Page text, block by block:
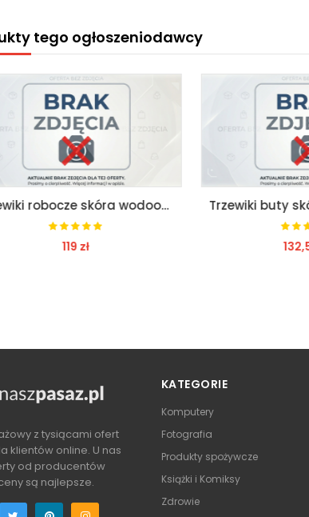
tego ogłoszeniodawcy
Trzewiki robocze skóra wodoodporne beta 7239c 45
132,50 zł
z tysiącami ofert
klientów online. U nas
od producentów
są najlepsze.
KATEGORIE
Komputery
Fotografia
Produkty spożywcze
Książki i Komiksy
Zdrowie